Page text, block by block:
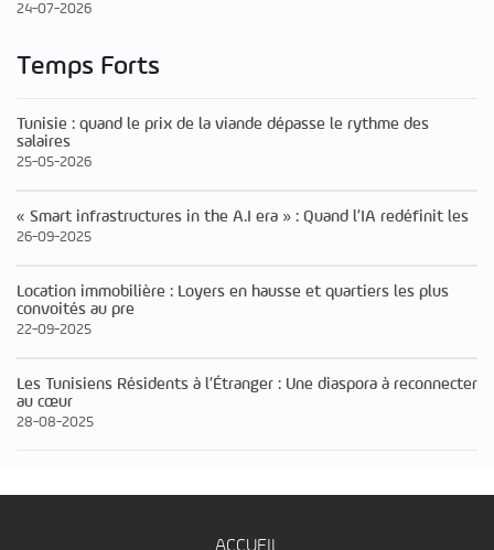
24-07-2026
Temps Forts
Tunisie : quand le prix de la viande dépasse le rythme des
salaires
25-05-2026
« Smart infrastructures in the A.I era » : Quand l’IA redéfinit les
26-09-2025
Location immobilière : Loyers en hausse et quartiers les plus
convoités au pre
22-09-2025
Les Tunisiens Résidents à l’Étranger : Une diaspora à reconnecter
au cœur
28-08-2025